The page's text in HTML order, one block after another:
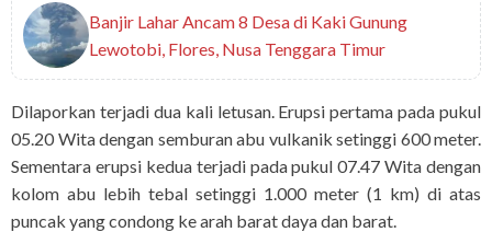
Banjir Lahar Ancam 8 Desa di Kaki Gunung
Lewotobi, Flores, Nusa Tenggara Timur
Dilaporkan terjadi dua kali letusan. Erupsi pertama pada pukul
05.20 Wita dengan semburan abu vulkanik setinggi 600 meter.
Sementara erupsi kedua terjadi pada pukul 07.47 Wita dengan
kolom abu lebih tebal setinggi 1.000 meter (1 km) di atas
puncak yang condong ke arah barat daya dan barat.